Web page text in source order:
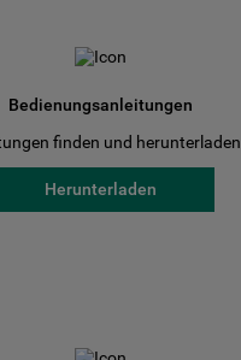
Bedienungsanleitungen
finden und herunterladen
Herunterladen